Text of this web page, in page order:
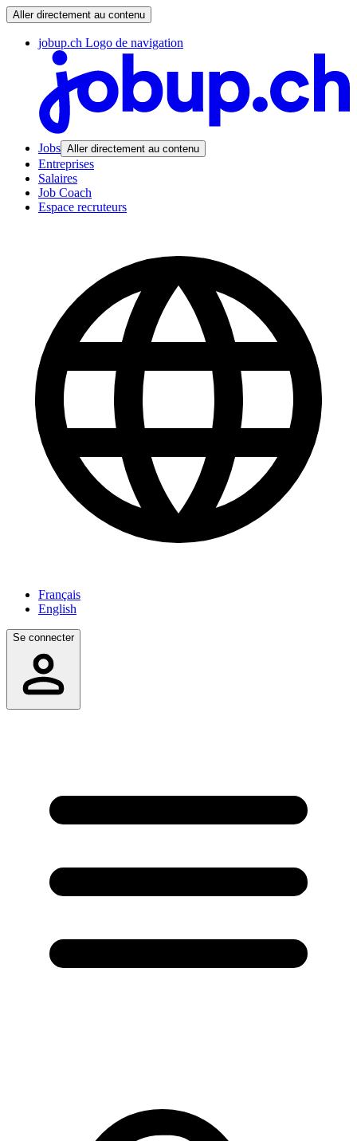
Aller directement au contenu
jobup.ch Logo de navigation
Jobs Aller directement au contenu
Entreprises
Salaires
Job Coach
Espace recruteurs
Français
English
Se connecter